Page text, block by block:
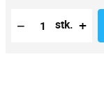
−
Reduzierung der
Anzahl der Stücke
stk. +